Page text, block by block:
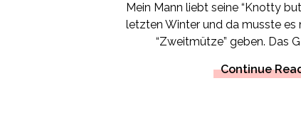
Mein Mann liebt seine “Knotty
letzten Winter und da musste es
“Zweitmütze” geben. Das
Continue